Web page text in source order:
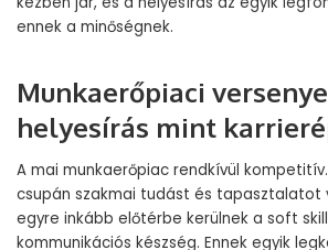
ennek a minőségnek.
Munkaerőpiaci
helyesírás mint
A mai munkaerőpiac rendkívül
csupán szakmai tudást és tapasztalatot
egyre inkább előtérbe kerülnek a soft
kommunikációs készség. Ennek egyik